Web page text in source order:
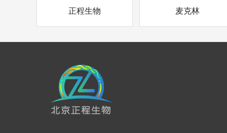
正程生物 麦克林